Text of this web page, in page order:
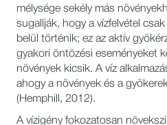
mélysége sekély más
sugallják, hogy a vízfelvétel
belül történik; ez az aktív
gyakori öntözési eseményeket
növények kicsik. A víz
ahogy a növények és a
(Hemphill, 2012).
A vízigény fokozatosan